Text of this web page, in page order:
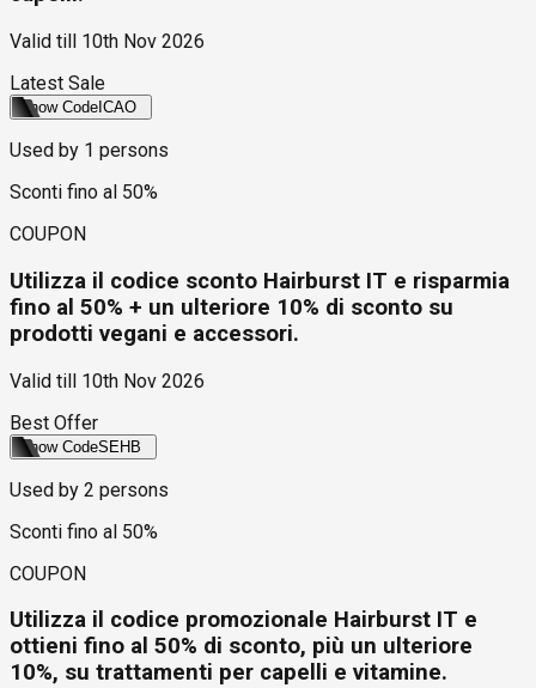
Valid till
10th Nov 2026
Latest Sale
Show Code ICAO
Used by 1 persons
Sconti fino al 50%
COUPON
Utilizza il codice sconto Hairburst IT e risparmia
fino al 50% + un ulteriore 10% di sconto su
prodotti vegani e accessori.
Valid till 10th Nov 2026
Best Offer
Show CodeSEHB
Used by 2 persons
Sconti fino al 50%
COUPON
Utilizza il codice promozionale Hairburst IT e
ottieni fino al 50% di sconto, più un ulteriore
10%, su trattamenti per capelli e vitamine.